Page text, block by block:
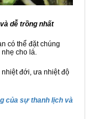
dễ trồng nhất
có thể đặt chúng
cho lá.
đới, ưa nhiệt độ
của sự thanh lịch và